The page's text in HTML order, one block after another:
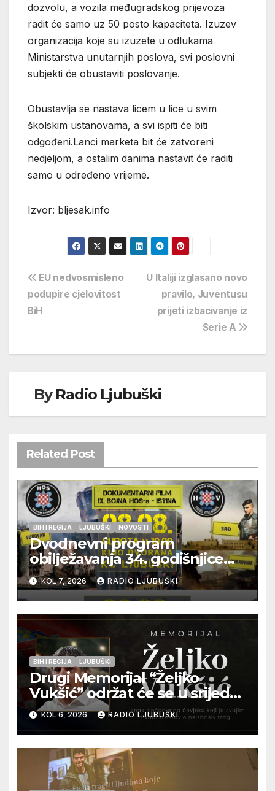
dozvolu, a vozila međugradskog prijevoza
radit će samo uz 50 posto kapaciteta. Izuzev
organizacija koje su izuzete u odlukama
Ministarstva unutarnjih poslova, svi poslovni
subjekti će obustaviti poslovanje.
Obustavlja se nastava licem u lice u svim
školskim ustanovama, a svi ispiti će biti
odgođeni.Lanci marketa bit će zatvoreni
nedjeljom, a ostalim danima nastavit će raditi
samo u određeno vrijeme.
Izvor: bljesak.info
Navigacija
objava
U Italiji izglasano novo
pravilo, Juventusu
prijeti izbacivanje iz
Serie A
EU nedvosmisleno
podupire cjelovitost
BiH
ByRadio Ljubuški
Related Post
BIH I REGIJA LJUBUŠKI NOVOSTI
Dvodnevni program
obilježavanja 34. godišnjice
pogibije generala Blaža
Kraljevića i osmorice
pripadnika HOS-a
KOL 7, 2026 RADIO LJUBUŠKI
BIH I REGIJA LJUBUŠKI
Drugi Memorijal “Željko
Vukšić” održat će se u srijedu
12. kolovoza u Otoku
KOL 6, 2026 RADIO LJUBUŠKI